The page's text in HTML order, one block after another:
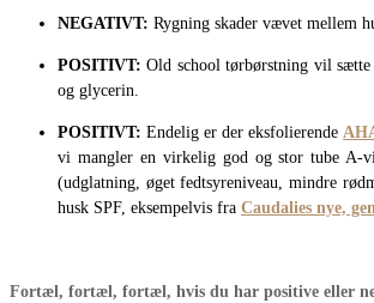
NEGATIVT: Rygning skader vævet mellem
POSITIVT: Old school tørbørstning vil
og glycerin.
POSITIVT: Endelig er der eksfolierende
vi mangler en virkelig god og stor tube A-
(udglatning, øget fedtsyreniveau, mindre
husk SPF, eksempelvis fra Caudalies nye,
Fortæl, fortæl, fortæl, hvis du har positive eller